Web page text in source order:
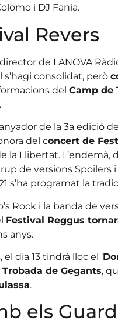
i DJ Fania.
Revers
de LANOVA
consolidat, però
del Camp de
.
de la 3a edició
del concert de
la Llibertat. L’endemà,
de versions Spoilers
programat la
Rock i la banda de
Festival Reggus
anys.
dia 13 tindrà lloc el ‘
Trobada de Gegants,
.
els